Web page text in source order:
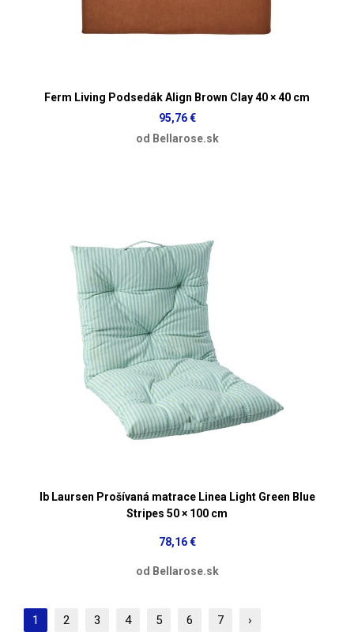
Ferm Living Podsedák Align Brown Clay 40 × 40 cm
95,76 €
od Bellarose.sk
Ib Laursen Prošívaná matrace Linea Light Green Blue
Stripes 50 × 100 cm
78,16 €
od Bellarose.sk
1 2 3 4 5 6 7 ›